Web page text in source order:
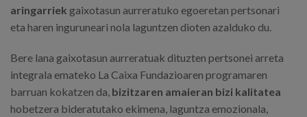
aringarriek gaixotasun aurreratuko egoeretan pertsonari
eta haren inguruneari nola laguntzen dioten azalduko du.
Bere lana gaixotasun aurreratuak dituzten pertsonei arreta
integrala emateko La Caixa Fundazioaren programaren
barruan kokatzen da, bizitzaren amaieran bizi kalitatea
hobetzera bideratutako ekimena, laguntza emozionala,